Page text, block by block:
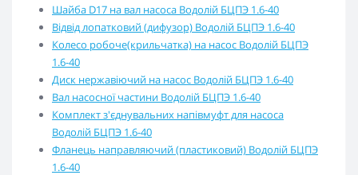
Шайба D17 на вал насоса Водолій БЦПЭ 1.6-40
Відвід лопатковий (дифузор) Водолій БЦПЭ 1.6-40
Колесо робоче(крильчатка) на насос Водолій БЦПЭ
1.6-40
Диск нержавіючий на насос Водолій БЦПЭ 1.6-40
Вал насосної частини Водолій БЦПЭ 1.6-40
Комплект з'єднувальних напівмуфт для насоса
Водолій БЦПЭ 1.6-40
Фланець направляючий (пластиковий) Водолій БЦПЭ
1.6-40